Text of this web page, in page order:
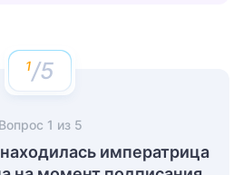
/5
Вопрос 1 из 5
императрица